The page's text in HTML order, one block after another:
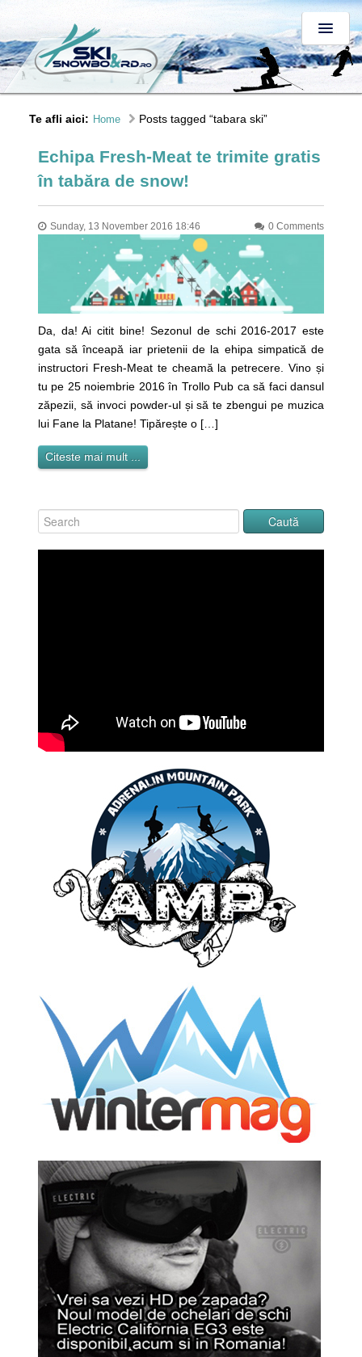
Te afli aici: Home Posts tagged “tabara ski”
Echipa Fresh-Meat te trimite gratis
în tabăra de snow!
Sunday, 13 November 2016 18:46 0 Comments
Da, da! Ai citit bine! Sezonul de schi 2016-2017 este
gata să înceapă iar prietenii de la ehipa simpatică de
instructori Fresh-Meat te cheamă la petrecere. Vino și
tu pe 25 noiembrie 2016 în Trollo Pub ca să faci dansul
zăpezii, să invoci powder-ul și să te zbengui pe muzica
lui Fane la Platane! Tipărește o […]
Citeste mai mult ...